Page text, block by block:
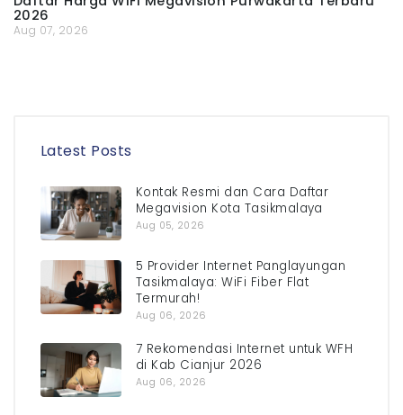
2026
Aug 07, 2026
Latest Posts
Kontak Resmi dan Cara Daftar
Megavision Kota Tasikmalaya
Aug 05, 2026
5 Provider Internet Panglayungan
Tasikmalaya: WiFi Fiber Flat
Termurah!
Aug 06, 2026
7 Rekomendasi Internet untuk WFH
di Kab Cianjur 2026
Aug 06, 2026